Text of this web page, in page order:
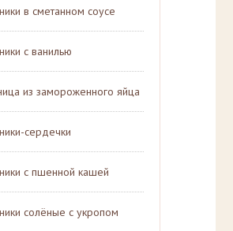
в сметанном соусе
с ванилью
из замороженного яйца
сердечки
с пшенной кашей
солёные с укропом